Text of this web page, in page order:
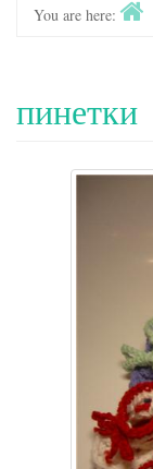
You are here:
пинетки